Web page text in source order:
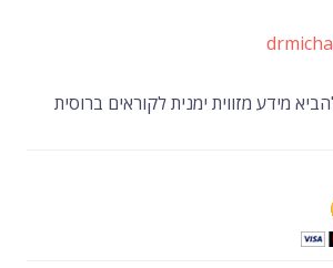
מידע מזווית ימנית לקוראים ברוסית